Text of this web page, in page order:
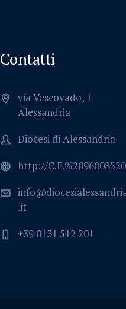
Contatti
via Vescovado, 1
Alessandria
Diocesi di Alessandria
http://
.it
+39 0131 512 201